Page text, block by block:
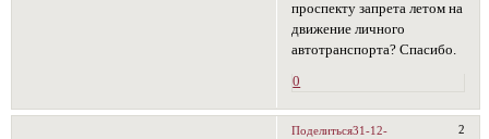
проспекту запрета летом на
движение личного
автотранспорта? Спасибо.
0
Поделиться 2
31-12-